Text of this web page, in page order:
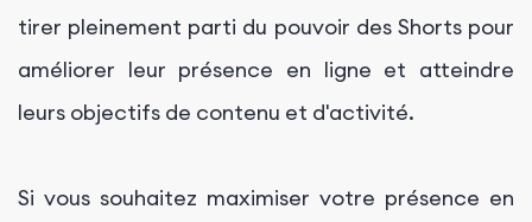
tirer pleinement parti du pouvoir des Shorts pour
améliorer leur présence en ligne et atteindre
leurs objectifs de contenu et d'activité.
Si vous souhaitez maximiser votre présence en